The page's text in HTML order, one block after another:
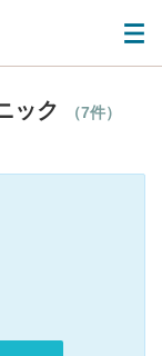
ック （7件）